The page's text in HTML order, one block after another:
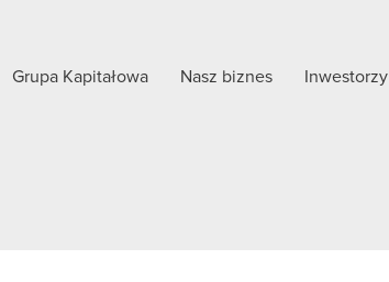
Grupa Kapitałowa Nasz biznes Inwestorzy